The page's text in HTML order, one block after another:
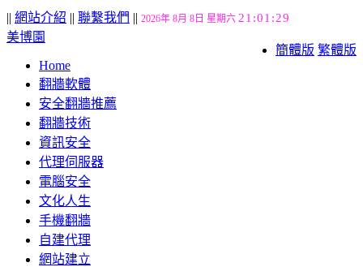
|| 網站介紹 || 聯繫我們 || 2026年 8月 8日 星期六 21:01:30
簡體版 繁體版
美博園
Home
翻牆軟體
安全翻牆推薦
翻牆技術
資訊安全
代理伺服器
電腦安全
文化人生
手機翻牆
自建代理
網站建立